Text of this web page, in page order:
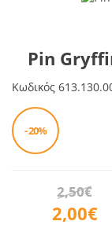
Pin
Κωδικός
- 20%
2,00€
2,50€